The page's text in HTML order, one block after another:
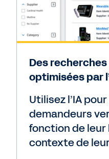
Des
optimisées par
Utilisez l’IA
demandeurs
fonction de
contexte de